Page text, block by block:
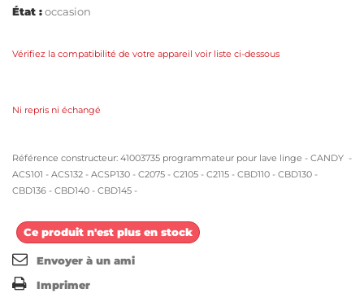
État :occasion
Vérifiez la compatibilité de votre appareil voir liste ci-dessous
Ni repris ni échangé
Référence constructeur: 41003735 programmateur pour lave linge - CANDY -
ACS101 - ACS132 - ACSP130 - C2075 - C2105 - C2115 - CBD110 - CBD130 -
CBD136 - CBD140 - CBD145 -
Ce produit n'est plus en stock
Envoyer à un ami
Imprimer